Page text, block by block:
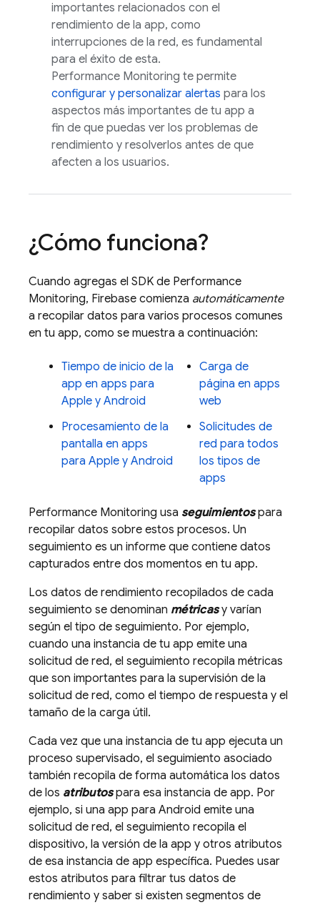
importantes relacionados con el
rendimiento de la app, como
interrupciones de la red, es fundamental
para el éxito de esta.
Performance Monitoring te permite
configurar y personalizar alertas para los
aspectos más importantes de tu app a
fin de que puedas ver los problemas de
rendimiento y resolverlos antes de que
afecten a los usuarios.
¿Cómo funciona?
Cuando agregas el SDK de Performance
Monitoring, Firebase comienza automáticamente
a recopilar datos para varios procesos comunes
en tu app, como se muestra a continuación:
Tiempo de inicio de la
app en apps para
Apple y Android
Procesamiento de la
pantalla en apps
para Apple y Android
Carga de
página en apps
web
Solicitudes de
red para todos
los tipos de
apps
Performance Monitoring usa seguimientospara
recopilar datos sobre estos procesos. Un
seguimiento es un informe que contiene datos
capturados entre dos momentos en tu app.
Los datos de rendimiento recopilados de cada
seguimiento se denominan métricasy varían
según el tipo de seguimiento. Por ejemplo,
cuando una instancia de tu app emite una
solicitud de red, el seguimiento recopila métricas
que son importantes para la supervisión de la
solicitud de red, como el tiempo de respuesta y el
tamaño de la carga útil.
Cada vez que una instancia de tu app ejecuta un
proceso supervisado, el seguimiento asociado
también recopila de forma automática los datos
de los atributospara esa instancia de app. Por
ejemplo, si una app para Android emite una
solicitud de red, el seguimiento recopila el
dispositivo, la versión de la app y otros atributos
de esa instancia de app específica. Puedes usar
estos atributos para filtrar tus datos de
rendimiento y saber si existen segmentos de